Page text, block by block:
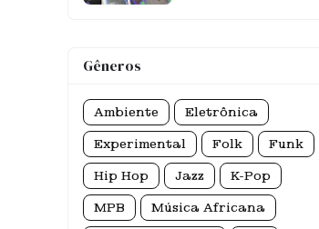
Gêneros
Ambiente Eletrônica
Experimental Folk Funk
Hip Hop Jazz K-Pop
MPB Música Africana